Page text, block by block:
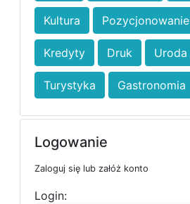
Kultura Pozycjonowanie
Kredyty Druk Uroda
Turystyka Gastronomia
Logowanie
Zaloguj się lub załóż konto
Login: